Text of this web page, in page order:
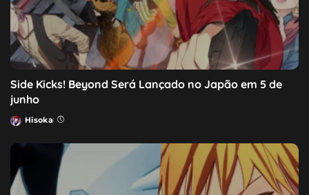
Side Kicks! Beyond Será Lançado no Japão em 5 de
junho
Posted
Hisoka